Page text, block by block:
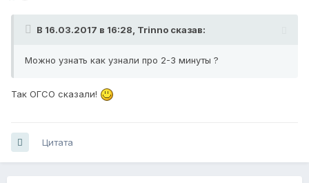
В 16.03.2017 в 16:28, Trinno сказав:
Можно узнать как узнали про 2-3 минуты ?
Так ОГСО сказали!
Цитата